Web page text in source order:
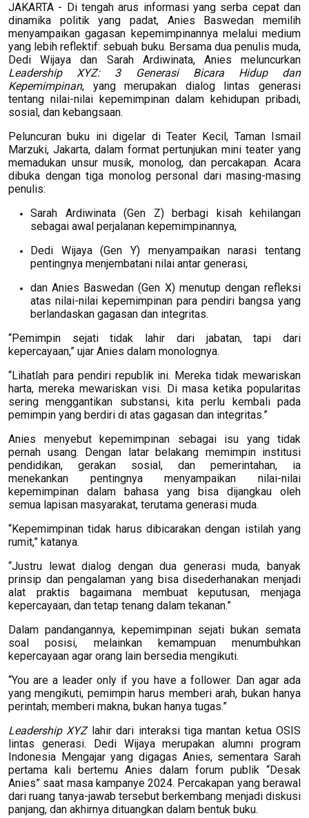
JAKARTA - Di tengah arus informasi yang serba cepat dan
dinamika politik yang padat, Anies Baswedan memilih
menyampaikan gagasan kepemimpinannya melalui medium
yang lebih reflektif: sebuah buku. Bersama dua penulis muda,
Dedi Wijaya dan Sarah Ardiwinata, Anies meluncurkan
Leadership XYZ: 3 Generasi Bicara Hidup dan
Kepemimpinan, yang merupakan dialog lintas generasi
tentang nilai-nilai kepemimpinan dalam kehidupan pribadi,
sosial, dan kebangsaan.
Peluncuran buku ini digelar di Teater Kecil, Taman Ismail
Marzuki, Jakarta, dalam format pertunjukan mini teater yang
memadukan unsur musik, monolog, dan percakapan. Acara
dibuka dengan tiga monolog personal dari masing-masing
penulis:
Sarah Ardiwinata (Gen Z) berbagi kisah kehilangan
sebagai awal perjalanan kepemimpinannya,
Dedi Wijaya (Gen Y) menyampaikan narasi tentang
pentingnya menjembatani nilai antar generasi,
dan Anies Baswedan (Gen X) menutup dengan refleksi
atas nilai-nilai kepemimpinan para pendiri bangsa yang
berlandaskan gagasan dan integritas.
“Pemimpin sejati tidak lahir dari jabatan, tapi dari
kepercayaan,” ujar Anies dalam monolognya.
“Lihatlah para pendiri republik ini. Mereka tidak mewariskan
harta, mereka mewariskan visi. Di masa ketika popularitas
sering menggantikan substansi, kita perlu kembali pada
pemimpin yang berdiri di atas gagasan dan integritas.”
Anies menyebut kepemimpinan sebagai isu yang tidak
pernah usang. Dengan latar belakang memimpin institusi
pendidikan, gerakan sosial, dan pemerintahan, ia
menekankan pentingnya menyampaikan nilai-nilai
kepemimpinan dalam bahasa yang bisa dijangkau oleh
semua lapisan masyarakat, terutama generasi muda.
“Kepemimpinan tidak harus dibicarakan dengan istilah yang
rumit,” katanya.
“Justru lewat dialog dengan dua generasi muda, banyak
prinsip dan pengalaman yang bisa disederhanakan menjadi
alat praktis bagaimana membuat keputusan, menjaga
kepercayaan, dan tetap tenang dalam tekanan.”
Dalam pandangannya, kepemimpinan sejati bukan semata
soal posisi, melainkan kemampuan menumbuhkan
kepercayaan agar orang lain bersedia mengikuti.
“You are a leader only if you have a follower. Dan agar ada
yang mengikuti, pemimpin harus memberi arah, bukan hanya
perintah; memberi makna, bukan hanya tugas.”
Leadership XYZlahir dari interaksi tiga mantan ketua OSIS
lintas generasi. Dedi Wijaya merupakan alumni program
Indonesia Mengajar yang digagas Anies, sementara Sarah
pertama kali bertemu Anies dalam forum publik “Desak
Anies” saat masa kampanye 2024. Percakapan yang berawal
dari ruang tanya-jawab tersebut berkembang menjadi diskusi
panjang, dan akhirnya dituangkan dalam bentuk buku.